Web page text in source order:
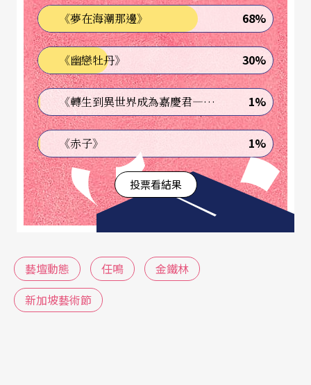
1996 年國際舞蹈節
將於七月一日至二十日在澳洲墨爾本舉行的九六年
國際舞蹈節，主題是「來自傳統文化的新舞蹈」。
舞蹈節的行程內容包括七月一日至六日國際舞蹈聯
盟亞太舞蹈中心會議，七月六日年度會報，以及來
自世界各國舞蹈學院的演出，七月七日至十二日爲
澳洲舞蹈專業科系畢業生針對就業、出路的交流（o
ption'96）。
〔印尼〕
《夢在海潮那邊》 68%
《幽戀牡丹》 30%
《轉生到異世界成為嘉慶君—發現我的祖先是詐騙集團!?》 1%
《赤子》 1%
投票看結果
藝壇動態 任鳴
金鐵林
新加坡藝術節